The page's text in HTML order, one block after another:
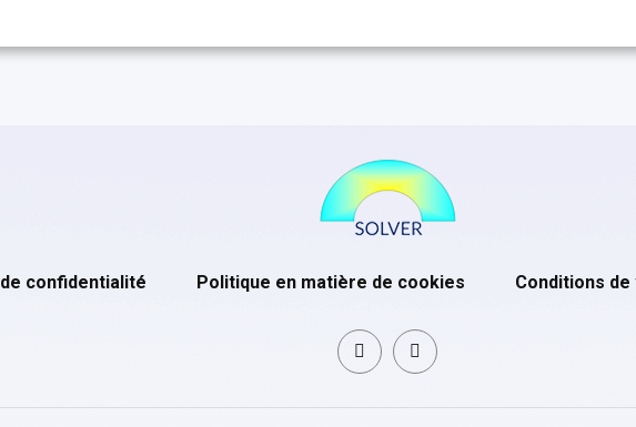
confidentialité Politique en matière de cookies Conditions